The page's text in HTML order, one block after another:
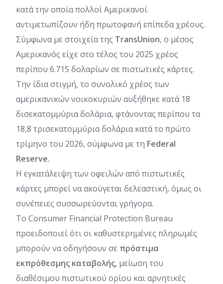
κατά την οποία πολλοί Αμερικανοί
αντιμετωπίζουν ήδη πρωτοφανή επίπεδα χρέους.
Σύμφωνα με στοιχεία της TransUnion, ο μέσος
Αμερικανός είχε στο τέλος του 2025 χρέος
περίπου 6.715 δολαρίων σε πιστωτικές κάρτες.
Την ίδια στιγμή, το συνολικό χρέος των
αμερικανικών νοικοκυριών αυξήθηκε κατά 18
δισεκατομμύρια δολάρια, φτάνοντας περίπου τα
18,8 τρισεκατομμύρια δολάρια κατά το πρώτο
τρίμηνο του 2026, σύμφωνα με τη Federal
Reserve.
Η εγκατάλειψη των οφειλών από πιστωτικές
κάρτες μπορεί να ακούγεται δελεαστική, όμως οι
συνέπειες συσσωρεύονται γρήγορα.
Το Consumer Financial Protection Bureau
προειδοποιεί ότι οι καθυστερημένες πληρωμές
μπορούν να οδηγήσουν σε πρόστιμα
εκπρόθεσμης καταβολής, μείωση του
διαθέσιμου πιστωτικού ορίου και αρνητικές